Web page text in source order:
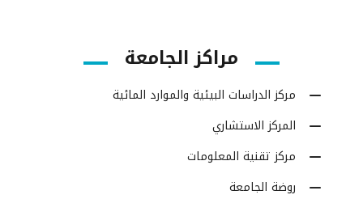
مراكز الجامعة
مركز الدراسات البيئية والموارد المائية
المركز الاستشاري
مركز تقنية المعلومات
روضة الجامعة